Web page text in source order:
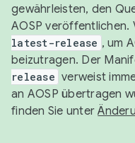
gewährleisten, den
AOSP veröffentlichen.
latest-release , um
beizutragen. Der
release verweist
an AOSP übertragen
finden Sie unter